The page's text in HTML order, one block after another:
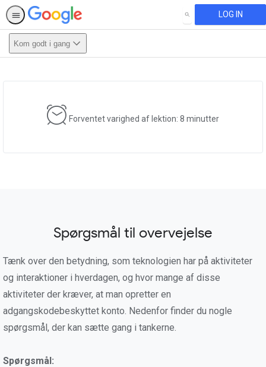
SEARCH LOG IN
Kom godt i gang
Forventet varighed af lektion: 8 minutter
Spørgsmål til overvejelse
Tænk over den betydning, som teknologien har på aktiviteter
og interaktioner i hverdagen, og hvor mange af disse
aktiviteter der kræver, at man opretter en
adgangskodebeskyttet konto. Nedenfor finder du nogle
spørgsmål, der kan sætte gang i tankerne.
Spørgsmål: